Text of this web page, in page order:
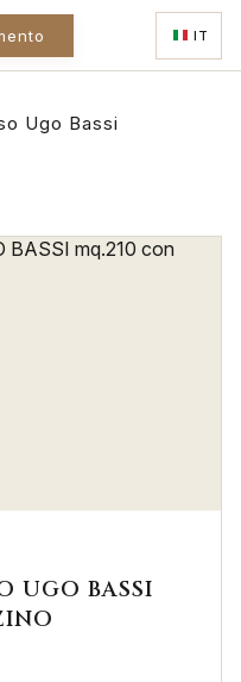
IT
Ugo Bassi
UGO BASSI